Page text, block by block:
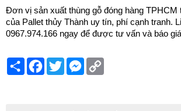
Đơn vị sản xuất thùng gỗ đóng hàng TPHCM
của Pallet thủy Thành uy tín, phí cạnh tranh.
0967.974.166 ngay để được tư vấn và báo
Share Facebook
TwitterMessenger